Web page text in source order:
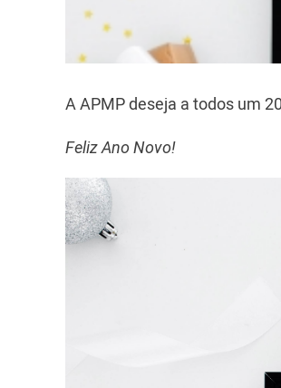
A APMP deseja a todos um
Feliz Ano Novo!